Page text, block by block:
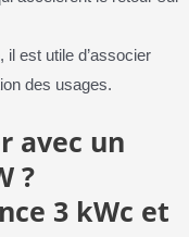
il est utile d’associer
des usages.
avec un
?
3 kWc et